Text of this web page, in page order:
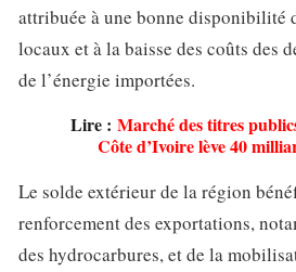
attribuée à une bonne disponibilité
locaux et à la baisse des coûts des
de l’énergie importées.
Lire : Marché des titres
Côte d’Ivoire lève 40
Le solde extérieur de la région
renforcement des exportations,
des hydrocarbures, et de la